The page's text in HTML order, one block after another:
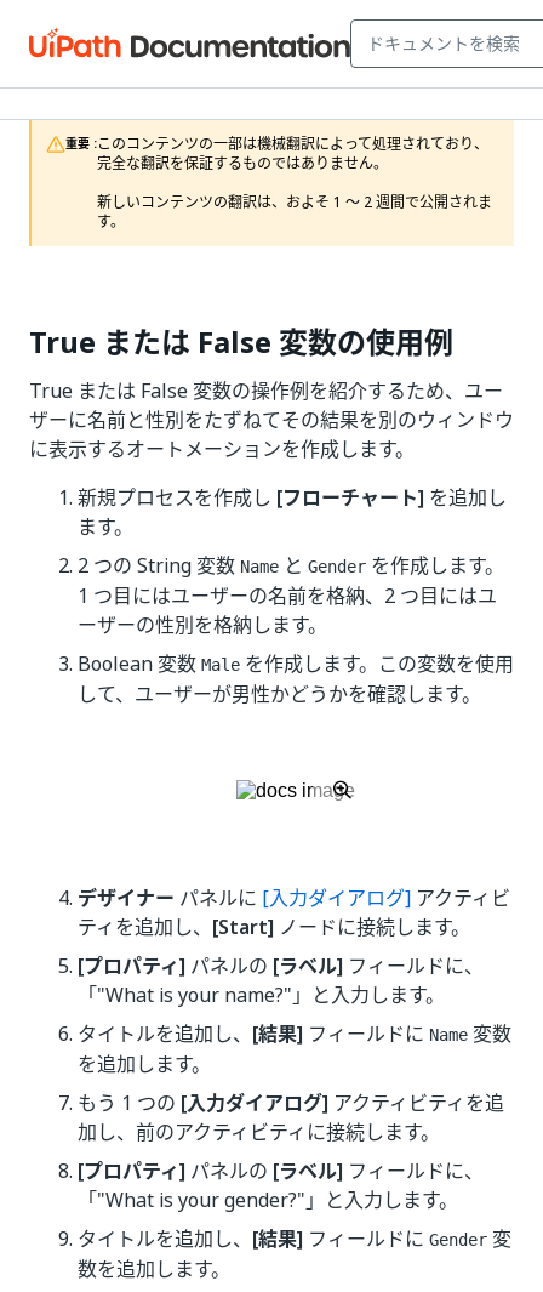
重要 :このコンテンツの一部は機械翻訳によって処理されており、
完全な翻訳を保証するものではありません。
新しいコンテンツの翻訳は、およそ 1 ～ 2 週間で公開されま
す。
True または False 変数の使用例
True または False 変数の操作例を紹介するため、ユー
ザーに名前と性別をたずねてその結果を別のウィンドウ
に表示するオートメーションを作成します。
新規プロセスを作成し [フローチャート] を追加し
ます。
2 つの String 変数 Name と Gender を作成します。
1 つ目にはユーザーの名前を格納、2 つ目にはユ
ーザーの性別を格納します。
Boolean 変数 Male を作成します。この変数を使用
して、ユーザーが男性かどうかを確認します。
デザイナー パネルに [入力ダイアログ] アクティビ
ティを追加し、 [Start] ノードに接続します。
[プロパティ] パネルの [ラベル] フィールドに、
「"What is your name?"」と入力します。
タイトルを追加し、 [結果] フィールドに Name 変数
を追加します。
もう 1 つの [入力ダイアログ] アクティビティを追
加し、前のアクティビティに接続します。
[プロパティ] パネルの [ラベル] フィールドに、
「"What is your gender?"」と入力します。
タイトルを追加し、 [結果] フィールドに Gender 変
数を追加します。